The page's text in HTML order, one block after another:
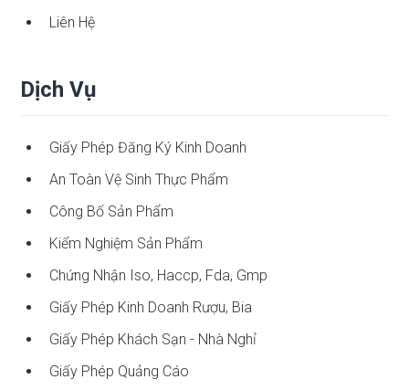
Liên Hệ
Dịch Vụ
Giấy Phép Đăng Ký Kinh Doanh
An Toàn Vệ Sinh Thực Phẩm
Công Bố Sản Phẩm
Kiểm Nghiệm Sản Phẩm
Chứng Nhận Iso, Haccp, Fda, Gmp
Giấy Phép Kinh Doanh Rượu, Bia
Giấy Phép Khách Sạn - Nhà Nghỉ
Giấy Phép Quảng Cáo